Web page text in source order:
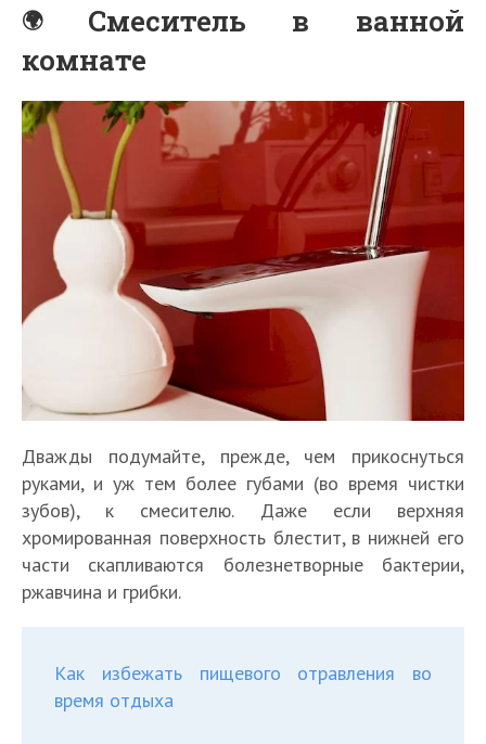
Смеситель в ванной
комнате
Дважды подумайте, прежде, чем прикоснуться
руками, и уж тем более губами (во время чистки
зубов), к смесителю. Даже если верхняя
хромированная поверхность блестит, в нижней его
части скапливаются болезнетворные бактерии,
ржавчина и грибки.
Как избежать пищевого отравления во
время отдыха